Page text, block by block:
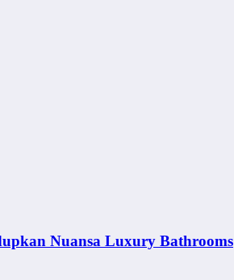
Nuansa Luxury Bathrooms